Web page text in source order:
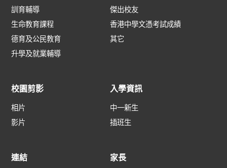
訓育輔導
生命教育課程
德育及公民教育
升學及就業輔導
傑出校友
香港中學文憑考試成績
其它
校園剪影
相片
影片
入學資訊
中一新生
插班生
連結 家長